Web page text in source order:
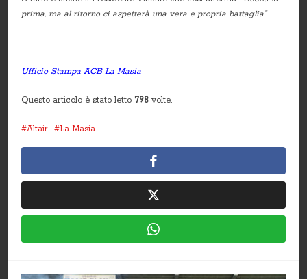
prima, ma al ritorno ci aspetterà una vera e propria battaglia”.
Ufficio Stampa ACB La Masia
Questo articolo è stato letto 798 volte.
Altair La Masia